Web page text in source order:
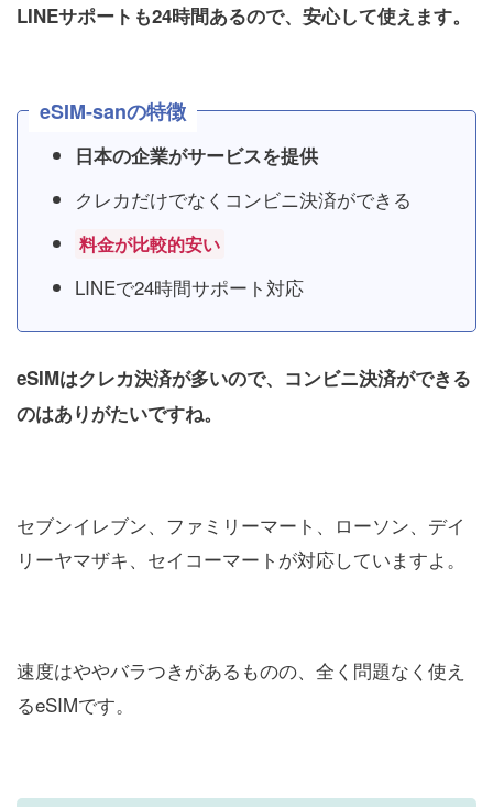
LINEサポートも24時間あるので、安心して使えます。
eSIM-sanの特徴
日本の企業がサービスを提供
クレカだけでなくコンビニ決済ができる
料金が比較的安い
LINEで24時間サポート対応
eSIMはクレカ決済が多いので、コンビニ決済ができる
のはありがたいですね。
セブンイレブン、ファミリーマート、ローソン、デイ
リーヤマザキ、セイコーマートが対応していますよ。
速度はややバラつきがあるものの、全く問題なく使え
るeSIMです。